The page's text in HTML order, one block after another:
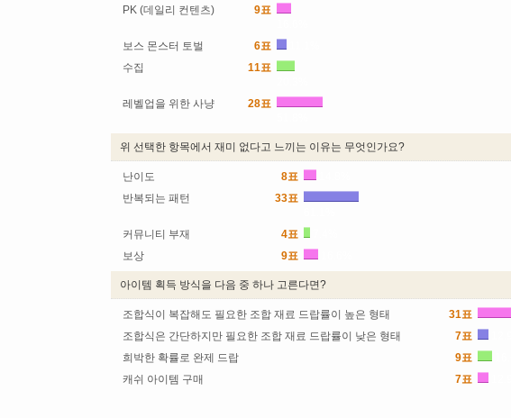
PK (데일리 컨텐츠)
9표
보스 몬스터 토벌
6표
수집
11표
레벨업을 위한 사냥
28표
위 선택한 항목에서 재미 없다고 느끼는 이유는 무엇인가요?
난이도 8표
반복되는 패턴
33표
커뮤니티 부재
4표
보상
9표
아이템 획득 방식을 다음 중 하나 고른다면?
조합식이 복잡해도 필요한 조합 재료 드랍률이 높은 형태 31표
조합식은 간단하지만 필요한 조합 재료 드랍률이 낮은 형태
7표
희박한 확률로 완제 드랍
9표
캐쉬 아이템 구매
7표